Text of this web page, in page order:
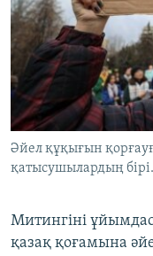
Әйел құқығын
қатысушылардың
Митингіні
қазақ қоғамына